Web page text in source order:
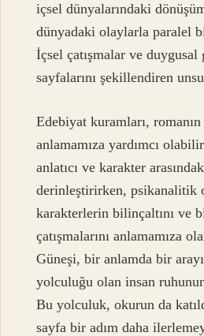
içsel dünyalarındaki
dünyadaki olaylarla paralel
İçsel çatışmalar ve
sayfalarını şekillendiren
Edebiyat kuramları, romanın
anlamamıza yardımcı
anlatıcı ve karakter
derinleştirirken, psikanalitik
karakterlerin bilinçaltını ve
çatışmalarını anlamamıza
Güneşi, bir anlamda bir
yolculuğu olan insan
Bu yolculuk, okurun da
sayfa bir adım daha